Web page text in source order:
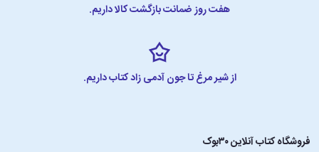
هفت روز ضمانت بازگشت کالا داریم.
از شیر مرغ تا جون آدمی زاد کتاب داریم.
فروشگاه کتاب آنلاین ۳۰بوک